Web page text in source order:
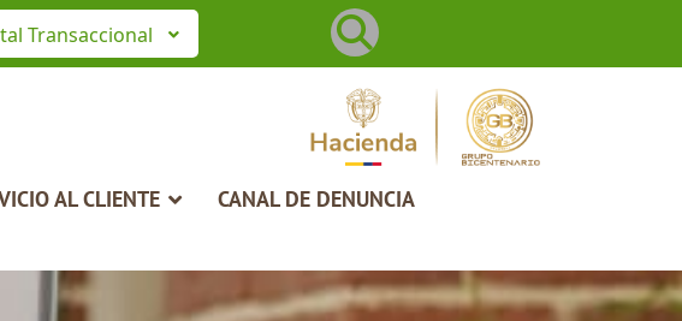
Buscar
Transaccional
AL CLIENTE CANAL DE DENUNCIA